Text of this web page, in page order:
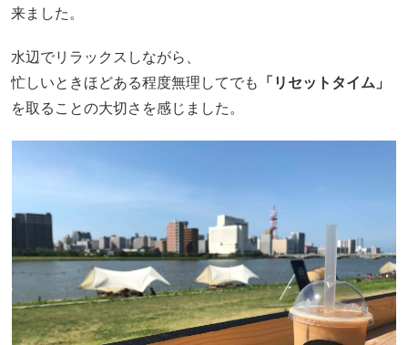
来ました。
水辺でリラックスしながら、
忙しいときほどある程度無理してでも
「リセットタイム」
を取ることの大切さを感じました。